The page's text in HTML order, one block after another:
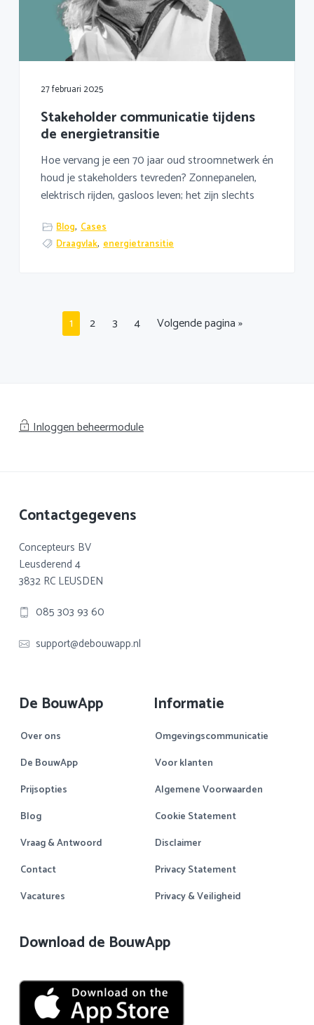
27 februari 2025
Stakeholder communicatie tijdens
de energietransitie
Hoe vervang je een 70 jaar oud stroomnetwerk én
houd je stakeholders tevreden? Zonnepanelen,
elektrisch rijden, gasloos leven; het zijn slechts
Blog, Cases
Draagvlak, energietransitie
Pagina
1 Pagina
2 Pagina
3 Pagina
4
Ga
Volgende pagina »
Inloggen beheermodule
Footer
Contactgegevens
Concepteurs BV
Leusderend 4
3832 RC LEUSDEN
085 303 93 60
support@debouwapp.nl
De BouwApp
Over ons
De BouwApp
Prijsopties
Blog
Vraag & Antwoord
Contact
Vacatures
Informatie
Omgevingscommunicatie
Voor klanten
Algemene Voorwaarden
Cookie Statement
Disclaimer
Privacy Statement
Privacy & Veiligheid
Download de BouwApp